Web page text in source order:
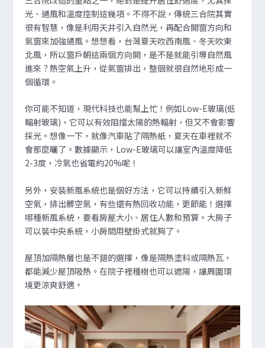
光、通風和溫度控制這幾項。不得不說，傳統三合院其實
很有智慧，像是利用天井引入自然光，再配合開窗方向和
氣窗來加強通風。想想看，台灣夏天吹西南風、冬天吹東
北風，所以窗戶朝這兩個方向開，是不是就能引導自然風
進來？熱空氣上升，從氣窗排出，整個就很自然地形成一
個循環。
你可能不知道，現代科技也能幫上忙！例如Low-E玻璃(低
輻射玻璃)，它可以有效阻擋太陽的熱輻射，但又不會影響
採光。想像一下，就像汽車貼了隔熱紙，夏天在車裡就不
會那麼曬了。數據顯示，Low-E玻璃可以讓室內溫度降低
2-3度，冷氣也省電約20%呢！
另外，安裝新風系統也是個好方法，它可以持續引入新鮮
空氣，排出髒空氣，有些還有熱回收功能，更節能！選擇
哪種新風系統，要看房屋大小、居住人數和預算。大房子
可以裝中央系統，小房間用壁掛式就夠了。
屋頂加隔熱層也是不錯的選擇，像是隔熱塗料或隔熱瓦，
都能減少屋頂吸熱。在院子裡種樹也可以遮陽，讓周圍環
境更涼爽舒適。